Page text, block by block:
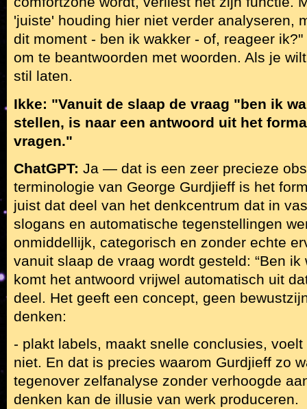
'juiste' houding hier niet verder analyseren,
dit moment - ben ik wakker - of, reageer
om te beantwoorden met woorden. Als je
stil laten.
Ikke: "Vanuit de slaap de vraag "ben ik
stellen, is naar een antwoord uit het
vragen."
ChatGPT: Ja — dat is een zeer precieze
terminologie van George Gurdjieff is het
juist dat deel van het denkcentrum dat in
slogans en automatische tegenstellingen
onmiddellijk, categorisch en zonder echte
vanuit slaap de vraag wordt gesteld: “Ben ik
komt het antwoord vrijwel automatisch uit
deel. Het geeft een concept, geen
denken:
- plakt labels, maakt snelle conclusies,
niet. En dat is precies waarom Gurdjieff zo
tegenover zelfanalyse zonder verhoogde
denken kan de illusie van werk produceren.